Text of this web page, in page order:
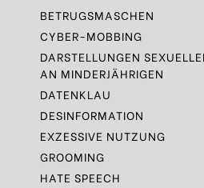
BETRUGSMASCHEN
CYBER-MOBBING
DARSTELLUNGEN
AN MINDERJÄHRIGEN
DATENKLAU
DESINFORMATION
EXZESSIVE NUTZUNG
GROOMING
HATE SPEECH